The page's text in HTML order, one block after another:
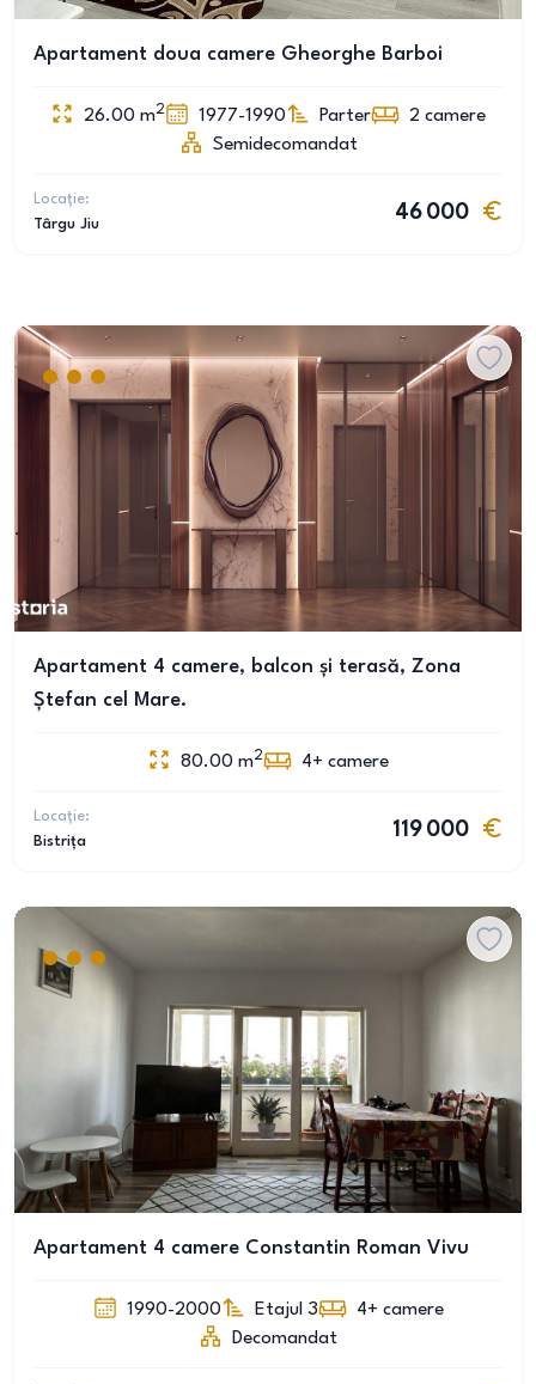
Apartament doua camere Gheorghe Barboi
26.00 m2 1977-1990 Parter 2 camere
Semidecomandat
Locație:
Târgu Jiu
46 000
Apartament 4 camere, balcon și terasă, Zona
Ștefan cel Mare.
80.00 m2 4+ camere
Locație:
Bistrița
119 000
Apartament 4 camere Constantin Roman Vivu
1990-2000 Etajul 3 4+ camere
Decomandat